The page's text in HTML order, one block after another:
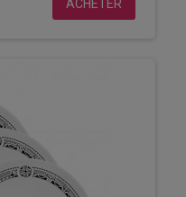
ACHETER